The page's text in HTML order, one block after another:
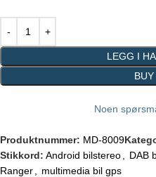
LEGG I
Noen
Produktnummer: MD-8009
Stikkord: Android bilstereo DAB
Ranger
multimedia bil gps